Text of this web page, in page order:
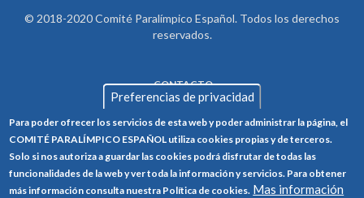
© 2018-2020 Comité Paralímpico Español. Todos los derechos
reservados.
FOOTER
CONTACTO
POLÍTICA DE PRIVACIDAD
POLÍTICA DE COOKIES
CANAL ÉTICO
Preferencias de privacidad
Para poder ofrecer los servicios de esta web y poder administrar la página, el
COMITÉ PARALÍMPICO ESPAÑOL utiliza cookies propias y de terceros.
Solo si nos autoriza a guardar las cookies podrá disfrutar de todas las
funcionalidades de la web y ver toda la información y servicios. Para obtener
más información consulta nuestra Política de cookies. Mas información